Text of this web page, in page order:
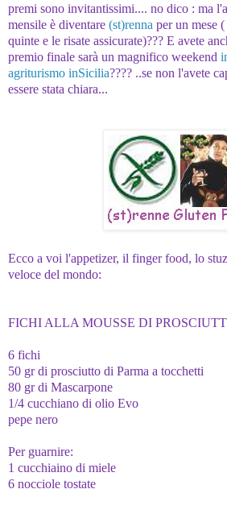
premi sono invitantissimi.... no dico : ma
mensile è diventare (st)renna per un mese
quinte e le risate assicurate)??? E avete
premio finale sarà un magnifico weekend
agriturismo inSicilia???? ..se non l'avete
essere stata chiara...
Ecco a voi l'appetizer, il finger food, lo
veloce del mondo:
FICHI ALLA MOUSSE DI
6 fichi
50 gr di prosciutto di Parma a tocchetti
80 gr di Mascarpone
1/4 cucchiano di olio Evo
pepe nero
Per guarnire:
1 cucchiaino di miele
6 nocciole tostate